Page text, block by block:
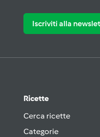
Iscriviti alla
Ricette
Cerca ricette
Categorie